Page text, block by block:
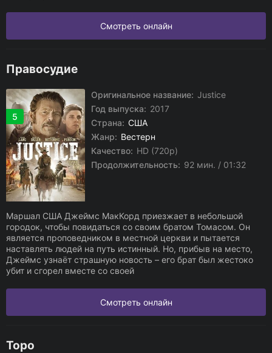
Смотреть онлайн
Правосудие
5
Оригинальное название: Justice
Год выпуска: 2017
Страна: США
Жанр: Вестерн
Качество: HD (720p)
Продолжительность: 92 мин. / 01:32
Маршал США Джеймс МакКорд приезжает в небольшой
городок, чтобы повидаться со своим братом Томасом. Он
является проповедником в местной церкви и пытается
наставлять людей на путь истинный. Но, прибыв на место,
Джеймс узнаёт страшную новость – его брат был жестоко
убит и сгорел вместе со своей
Смотреть онлайн
Торо